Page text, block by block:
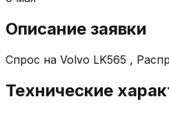
Описание заявки
Спрос на Volvo LK565 ,
Технические